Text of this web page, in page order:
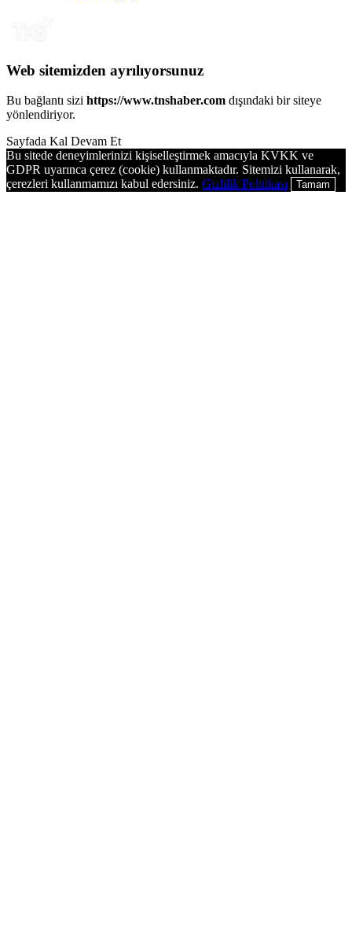
Web sitemizden ayrılıyorsunuz
Bu bağlantı sizi https://www.tnshaber.com dışındaki bir siteye
yönlendiriyor.
Sayfada Kal Devam Et
Bu sitede deneyimlerinizi kişiselleştirmek amacıyla KVKK ve
GDPR uyarınca çerez (cookie) kullanmaktadır. Sitemizi kullanarak,
çerezleri kullanmamızı kabul edersiniz. Gizlilik Politikası Tamam